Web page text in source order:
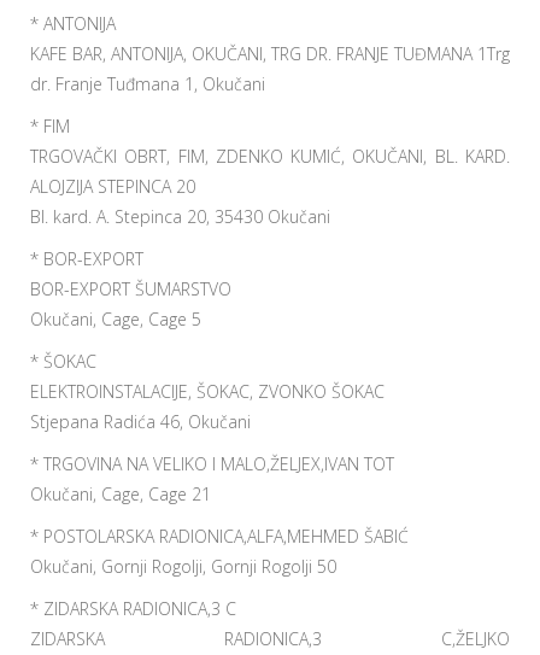
* ANTONIJA
KAFE BAR, ANTONIJA, OKUČANI, TRG DR. FRANJE TUĐMANA 1Trg
dr. Franje Tuđmana 1, Okučani
* FIM
TRGOVAČKI OBRT, FIM, ZDENKO KUMIĆ, OKUČANI, BL. KARD.
ALOJZIJA STEPINCA 20
Bl. kard. A. Stepinca 20, 35430 Okučani
* BOR-EXPORT
BOR-EXPORT ŠUMARSTVO
Okučani, Cage, Cage 5
* ŠOKAC
ELEKTROINSTALACIJE, ŠOKAC, ZVONKO ŠOKAC
Stjepana Radića 46, Okučani
* TRGOVINA NA VELIKO I MALO,ŽELJEX,IVAN TOT
Okučani, Cage, Cage 21
* POSTOLARSKA RADIONICA,ALFA,MEHMED ŠABIĆ
Okučani, Gornji Rogolji, Gornji Rogolji 50
* ZIDARSKA RADIONICA,3 C
ZIDARSKA RADIONICA,3 C,ŽELJKO